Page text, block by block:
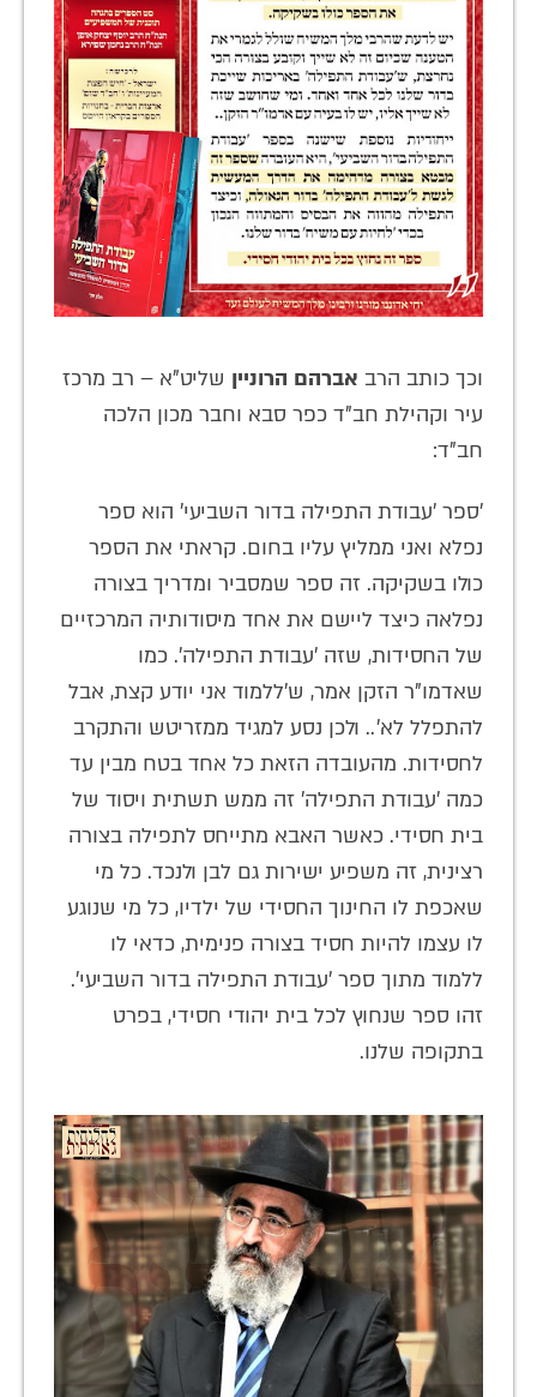
וכך כותב הרב אברהם הרוניין שליט"א – רב מרכז
עיר וקהילת חב"ד כפר סבא וחבר מכון הלכה
חב"ד:
'ספר 'עבודת התפילה בדור השביעי' הוא ספר
נפלא ואני ממליץ עליו בחום. קראתי את הספר
כולו בשקיקה. זה ספר שמסביר ומדריך בצורה
נפלאה כיצד ליישם את אחד מיסודותיה המרכזיים
של החסידות, שזה 'עבודת התפילה'. כמו
שאדמו"ר הזקן אמר, ש'ללמוד אני יודע קצת, אבל
להתפלל לא'.. ולכן נסע למגיד ממזריטש והתקרב
לחסידות. מהעובדה הזאת כל אחד בטח מבין עד
כמה 'עבודת התפילה' זה ממש תשתית ויסוד של
בית חסידי. כאשר האבא מתייחס לתפילה בצורה
רצינית, זה משפיע ישירות גם לבן ולנכד. כל מי
שאכפת לו החינוך החסידי של ילדיו, כל מי שנוגע
לו עצמו להיות חסיד בצורה פנימית, כדאי לו
ללמוד מתוך ספר 'עבודת התפילה בדור השביעי'.
זהו ספר שנחוץ לכל בית יהודי חסידי, בפרט
בתקופה שלנו.